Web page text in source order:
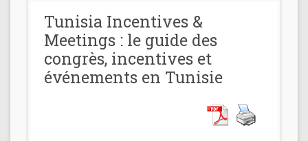
Tunisia Incentives &
Meetings : le guide des
congrès, incentives et
événements en Tunisie